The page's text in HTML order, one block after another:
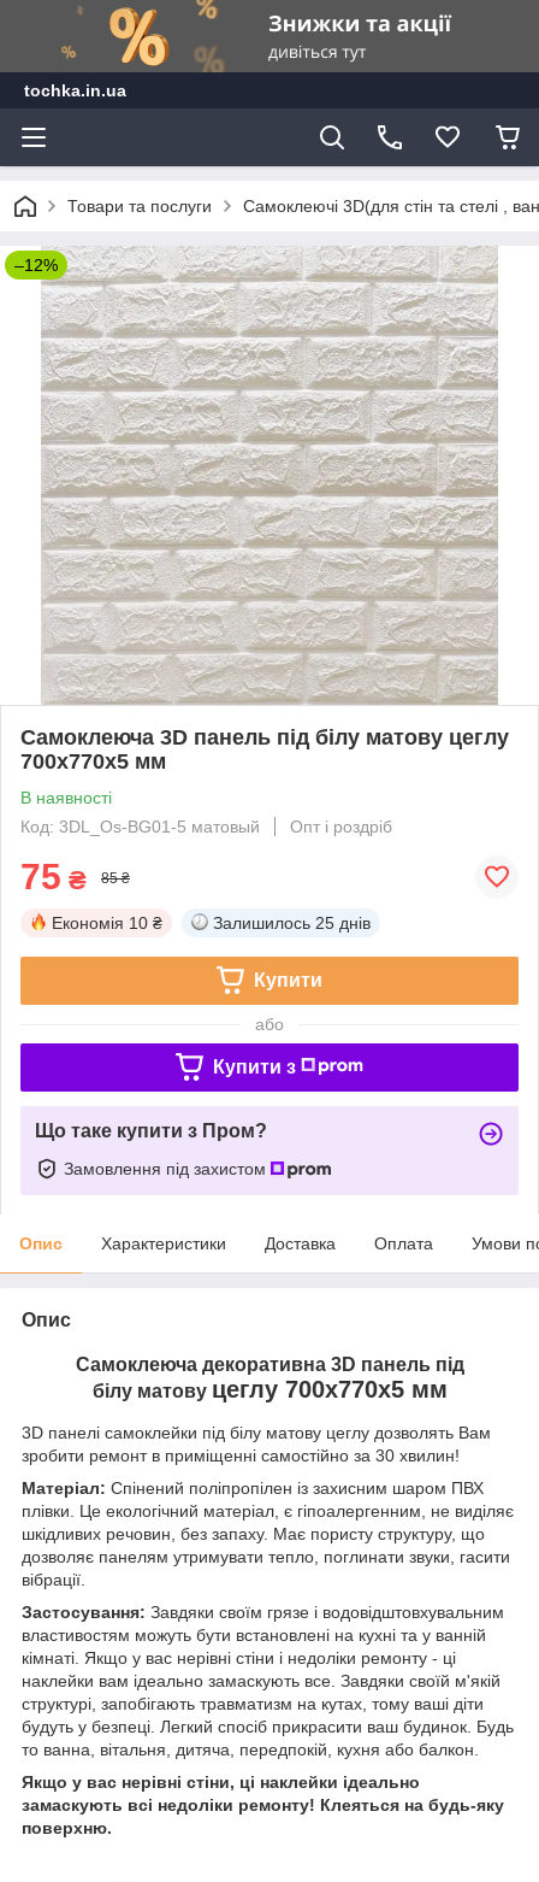
tochka.in.ua
Товари та послуги Самоклеючі 3D(для стін та стелі ,
–12%
Самоклеюча 3D панель під білу матову цеглу
700x770x5 мм
В наявності
Код: 3DL_Os-BG01-5 матовый
Опт і роздріб
75 ₴ 85 ₴
Економія 10 ₴ Залишилось 25 днів
Купити
або
Купити з
Що таке купити з Пром?
Замовлення під захистом
Опис Характеристики Доставка Оплата Умови
Опис
Самоклеюча декоративна 3D панель під
білу матову цеглу 700x770x5 мм
3D панелі самоклейки під білу матову цеглу дозволять Вам
зробити ремонт в приміщенні самостійно за 30 хвилин!
Матеріал: Спінений поліпропілен із захисним шаром ПВХ
плівки. Це екологічний матеріал, є гіпоалергенним, не виділяє
шкідливих речовин, без запаху. Має пористу структуру, що
дозволяє панелям утримувати тепло, поглинати звуки, гасити
вібрації.
Застосування: Завдяки своїм грязе і водовідштовхувальним
властивостям можуть бути встановлені на кухні та у ванній
кімнаті. Якщо у вас нерівні стіни і недоліки ремонту - ці
наклейки вам ідеально замаскують все. Завдяки своїй м'якій
структурі, запобігають травматизм на кутах, тому ваші діти
будуть у безпеці. Легкий спосіб прикрасити ваш будинок. Будь
то ванна, вітальня, дитяча, передпокій, кухня або балкон.
Якщо у вас нерівні стіни, ці наклейки ідеально
замаскують всі недоліки ремонту! Клеяться на будь-яку
поверхню.